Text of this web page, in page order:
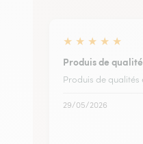
★ ★ ★ ★ ★
Produis de
Produis de qualités
29/05/2026